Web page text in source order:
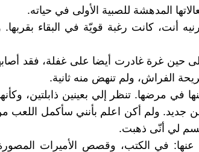
المدهشة للصبية الأولى في حياته.
أنت، كانت رغبة قويّة في البقاء
حين غرة غادرت أيضا على غفلة، فقد
الفراش، ولم تنهض منه ثانية.
في مرضها. تنظر إلي بعينين ذابلتين،
جديد. ولم أكن اعلم بأنني سأكمل اللعب
لي أنّى ذهبت.
عنها: في الكتب، وقصص الأميرات